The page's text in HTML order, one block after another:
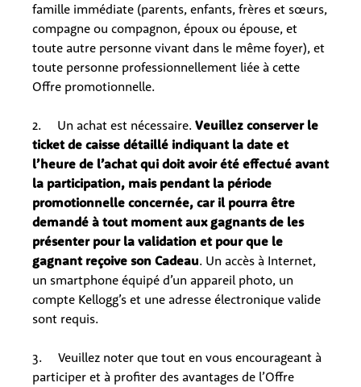
famille immédiate (parents, enfants, frères et sœurs,
compagne ou compagnon, époux ou épouse, et
toute autre personne vivant dans le même foyer), et
toute personne professionnellement liée à cette
Offre promotionnelle.
2. Un achat est nécessaire. Veuillez conserver le
ticket de caisse détaillé indiquant la date et
l’heure de l’achat qui doit avoir été effectué avant
la participation, mais pendant la période
promotionnelle concernée, car il pourra être
demandé à tout moment aux gagnants de les
présenter pour la validation et pour que le
gagnant reçoive son Cadeau. Un accès à Internet,
un smartphone équipé d’un appareil photo, un
compte Kellogg’s et une adresse électronique valide
sont requis.
3. Veuillez noter que tout en vous encourageant à
participer et à profiter des avantages de l’Offre